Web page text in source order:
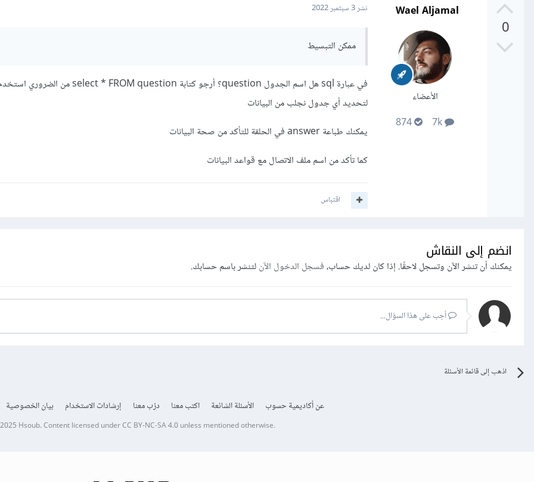
0
Wael Aljamal
الأعضاء
نشر3 سبتمبر 2022
ممكن التبسيط
لتحديد أي جدول نجلب من البيانات
يمكنك طباعة answer في الحلقة للتأكد من صحة البيانات
كما تأكد من اسم ملف الاتصال مع قواعد البيانات
اقتباس
انضم إلى النقاش
يمكنك أن تنشر الآن وتسجل لاحقًا. إذا كان لديك حساب،فسجل الدخول الآنلتنشر باسم حسابك.
أجب على هذا السؤال...
اذهب إلى قائمة الأسئلة
عن أكاديمية حسوب الأسئلة الشائعة اكتب معنا درّب معنا إرشادات الاستخدام بيان الخصوصية
Hsoub.Content licensed underCC BY-NC-SA 4.0unless mentioned otherwise.